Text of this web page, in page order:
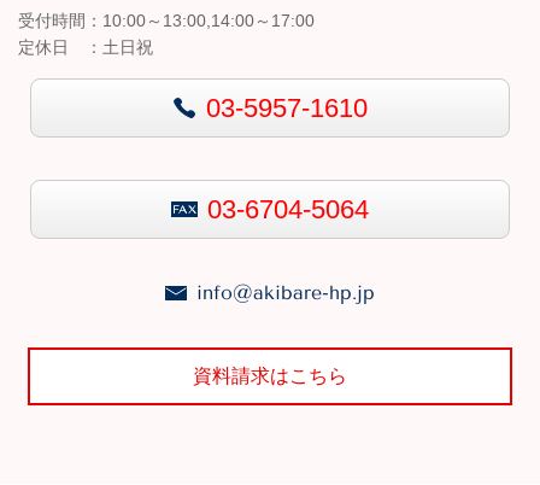
受付時間： 10:00～13:00,14:00～17:00
定休日 ： 土日祝
03-5957-1610
03-6704-5064
info@akibare-hp.jp
資料請求はこちら